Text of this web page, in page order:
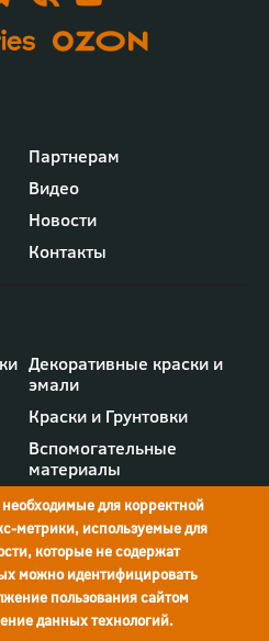
просп. Шолохова, 211/4,
Ростов-на-Дону
Партнерам
Видео
Новости
Контакты
Декоративные краски и
эмали
Краски и Грунтовки
Вспомогательные
материалы
для корректной
метрики, используемые для
которые не содержат
можно идентифицировать
пользования сайтом
данных технологий.